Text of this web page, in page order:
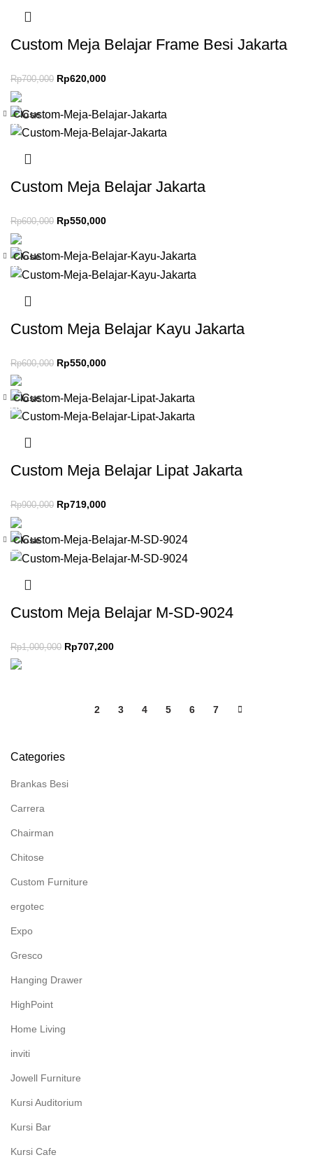
Categories
Brankas Besi
Carrera
Chairman
Chitose
Custom Furniture
ergotec
Expo
Gresco
Hanging Drawer
HighPoint
Home Living
inviti
Jowell Furniture
Kursi Auditorium
Kursi Bar
Kursi Cafe
Custom Meja Belajar Frame Besi Jakarta
Rp700,000 Rp620,000
-8%
Close
Custom Meja Belajar Jakarta
Rp600,000 Rp550,000
-8%
Close
Custom Meja Belajar Kayu Jakarta
Rp600,000 Rp550,000
-20%
Close
Custom Meja Belajar Lipat Jakarta
Rp900,000 Rp719,000
-29%
Close
Custom Meja Belajar M-SD-9024
Rp1,000,000 Rp707,200
2 3 4 5 6 7